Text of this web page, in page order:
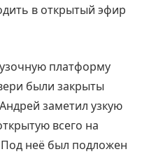
в открытый эфир
платформу
были закрыты
заметил узкую
всего на
неё был подложен